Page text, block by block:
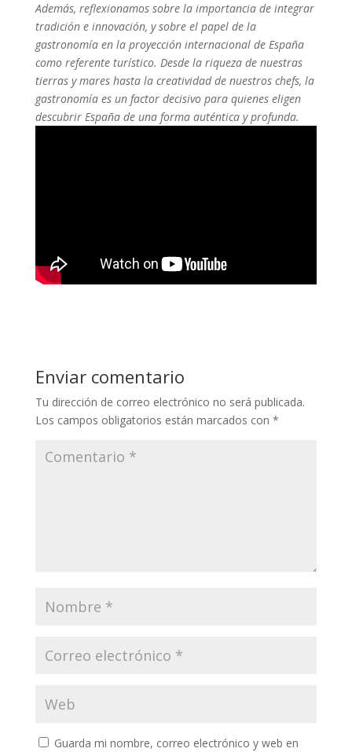
Además, reflexionamos sobre la importancia de integrar
tradición e innovación, y sobre el papel de la
gastronomía en la proyección internacional de España
como referente turístico. Desde la riqueza de nuestras
tierras y mares hasta la creatividad de nuestros chefs, la
gastronomía es un factor decisivo para quienes eligen
descubrir España de una forma auténtica y profunda.
Enviar comentario
Tu dirección de correo electrónico no será publicada.
Los campos obligatorios están marcados con *
Guarda mi nombre, correo electrónico y web en